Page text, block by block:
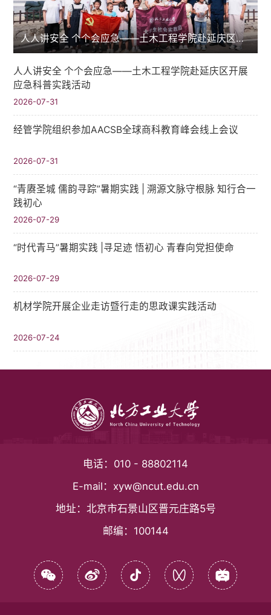
人人讲安全 个个会应急——土木工程学院赴延庆区开展应急科普实践活动
人人讲安全 个个会应急——土木工程学院赴延庆区开展
应急科普实践活动
2026-07-31
经管学院组织参加AACSB全球商科教育峰会线上会议
2026-07-31
“青赓圣城 儒韵寻踪”暑期实践​ | 溯源文脉守根脉 知行合一
践初心
2026-07-29
“时代青马”暑期实践 |寻足迹 悟初心 青春向党担使命
2026-07-29
机材学院开展企业走访暨行走的思政课实践活动
2026-07-24
电话： 010 - 88802114
E-mail： xyw@ncut.edu.cn
地址： 北京市石景山区晋元庄路5号
邮编： 100144